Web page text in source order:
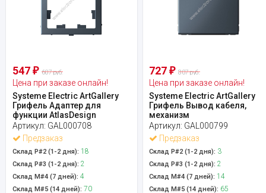
547 ₽ 607 руб.
Цена при заказе онлайн!
Systeme Electric ArtGallery
Грифель Адаптер для
функции AtlasDesign
Артикул: GAL000708
Предзаказ
Склад Р#2 (1-2 дня): 18
Склад Р#3 (1-2 дня): 2
Склад М#4 (7 дней): 4
Склад М#5 (14 дней): 70
727₽ 807 руб.
Цена при заказе онлайн!
Systeme Electric ArtGallery
Грифель Вывод кабеля,
механизм
Артикул: GAL000799
Предзаказ
Склад Р#2 (1-2 дня): 3
Склад Р#3 (1-2 дня): 2
Склад М#4 (7 дней): 14
Склад М#5 (14 дней): 65